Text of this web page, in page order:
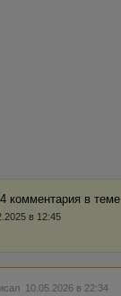
комментария в темe
в 12:45
10.05.2026 в 22:34